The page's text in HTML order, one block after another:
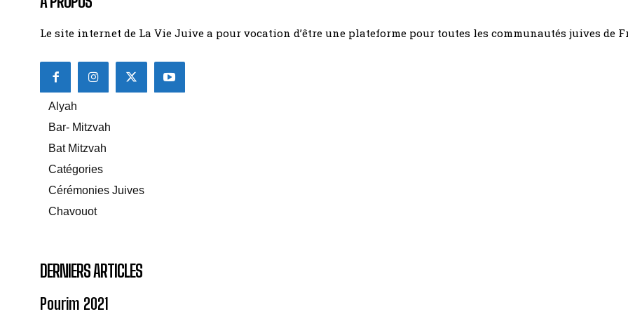
Le site internet de La Vie Juive a pour vocation d’être une plateforme pour toutes les communautés juives de
Alyah
Bar- Mitzvah
Bat Mitzvah
Catégories
Cérémonies Juives
Chavouot
DERNIERS ARTICLES
Pourim 2021